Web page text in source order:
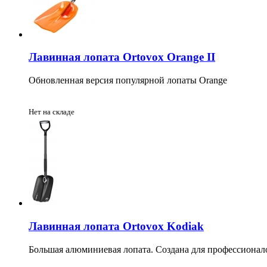
Лавинная лопата Ortovox Orange II
Обновленная версия популярной лопаты Orange
Нет на складе
Лавинная лопата Ortovox Kodiak
Большая алюминиевая лопата. Создана для